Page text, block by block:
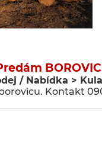
/ Nabídka >
Kontakt